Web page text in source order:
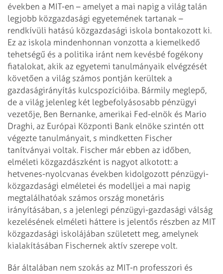
években a MIT-en – amelyet a mai napig a világ talán
legjobb közgazdasági egyetemének tartanak –
rendkívüli hatású közgazdasági iskola bontakozott ki.
Ez az iskola mindenhonnan vonzotta a kiemelkedő
tehetségű és a politika iránt nem kevésbé fogékony
fiatalokat, akik az egyetemi tanulmányaik elvégzését
követően a világ számos pontján kerültek a
gazdaságirányítás kulcspozícióiba. Bármily meglepő,
de a világ jelenleg két legbefolyásosabb pénzügyi
vezetője, Ben Bernanke, amerikai Fed-elnök és Mario
Draghi, az Európai Központi Bank elnöke szintén ott
végezte tanulmányait, s mindketten Fischer
tanítványai voltak. Fischer már ebben az időben,
elméleti közgazdászként is nagyot alkotott: a
hetvenes-nyolcvanas években kidolgozott pénzügyi-
közgazdasági elméletei és modelljei a mai napig
megtalálhatóak számos ország monetáris
irányításában, s a jelenlegi pénzügyi-gazdasági válság
kezelésének elméleti háttere is jelentős részben az MIT
közgazdasági iskolájában született meg, amelynek
kialakításában Fischernek aktív szerepe volt.
Bár általában nem szokás az MIT-n professzori és